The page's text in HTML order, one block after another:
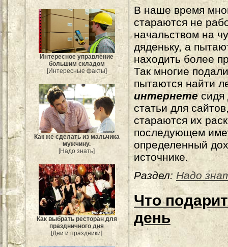
Интересное управление
большим складом
[Интересные факты]
Как же сделать из мальчика
мужчину.
[Надо знать]
Как выбрать ресторан для
праздничного дня
[Дни и праздники]
В наше время
стараются не
начальством на
дяденьку, а
находить более
Так многие
пытаются найти
интернетесидя
статьи для
стараются их
последующем
определенный
источнике.
Раздел: Надо
Что
день